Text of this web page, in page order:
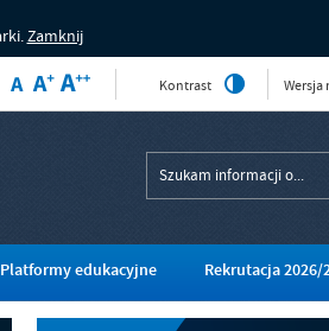
Zamknij
Kontrast Wersja
Platformy edukacyjne Rekrutacja 2026/